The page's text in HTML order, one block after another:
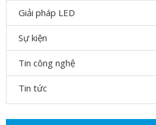
Giải pháp LED
Sự kiện
Tin công nghệ
Tin tức